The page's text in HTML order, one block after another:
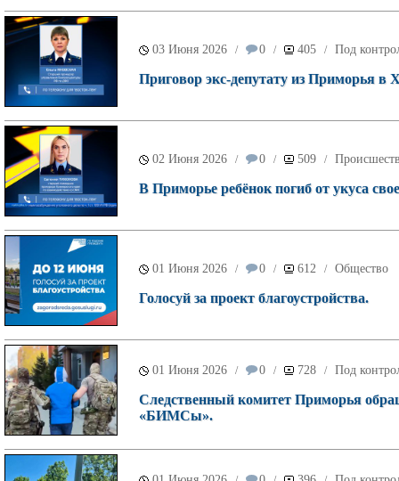
03 Июня 2026 / 0 / 405 / Под
Приговор экс-депутату из Приморья в
02 Июня 2026 / 0 / 509 /
В Приморье ребёнок погиб от укуса
01 Июня 2026 / 0 / 612 / Общество
Голосуй за проект благоустройства.
01 Июня 2026 / 0 / 728 / Под
Следственный комитет Приморья
«БИМСы».